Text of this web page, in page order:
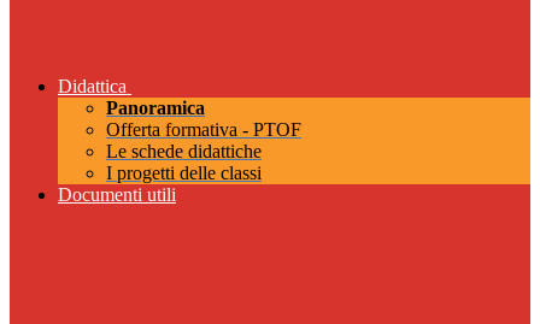
Didattica
Panoramica
Offerta formativa - PTOF
Le schede didattiche
I progetti delle classi
Documenti utili